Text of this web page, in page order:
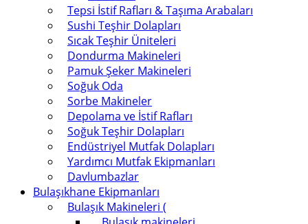
Tepsi İstif Rafları & Taşıma Arabaları
Sushi Teşhir Dolapları
Sıcak Teşhir Üniteleri
Dondurma Makineleri
Pamuk Şeker Makineleri
Soğuk Oda
Sorbe Makineler
Depolama ve İstif Rafları
Soğuk Teşhir Dolapları
Endüstriyel Mutfak Dolapları
Yardımcı Mutfak Ekipmanları
Davlumbazlar
Bulaşıkhane Ekipmanları
Bulaşık Makineleri (